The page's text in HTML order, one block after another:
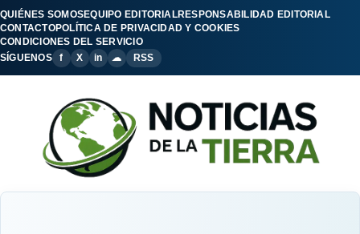
QUIÉNES SOMOSEQUIPO EDITORIALRESPONSABILIDAD EDITORIAL
CONTACTOPOLÍTICA DE PRIVACIDAD Y COOKIES
CONDICIONES DEL SERVICIO
SÍGUENOS
f X in ☁ RSS